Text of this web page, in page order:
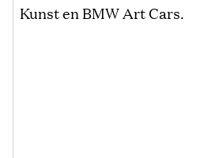
Kunst en BMW Art Cars.